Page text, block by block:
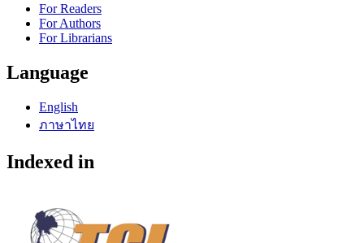
For Readers
For Authors
For Librarians
Language
English
ภาษาไทย
Indexed in